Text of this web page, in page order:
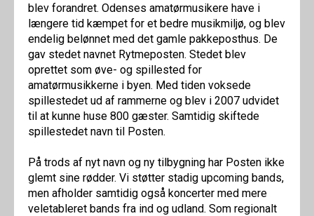
blev forandret. Odenses amatørmusikere have i
længere tid kæmpet for et bedre musikmiljø, og blev
endelig belønnet med det gamle pakkeposthus. De
gav stedet navnet Rytmeposten. Stedet blev
oprettet som øve- og spillested for
amatørmusikkerne i byen. Med tiden voksede
spillestedet ud af rammerne og blev i 2007 udvidet
til at kunne huse 800 gæster. Samtidig skiftede
spillestedet navn til Posten.
På trods af nyt navn og ny tilbygning har Posten ikke
glemt sine rødder. Vi støtter stadig upcoming bands,
men afholder samtidig også koncerter med mere
veletableret bands fra ind og udland. Som regionalt